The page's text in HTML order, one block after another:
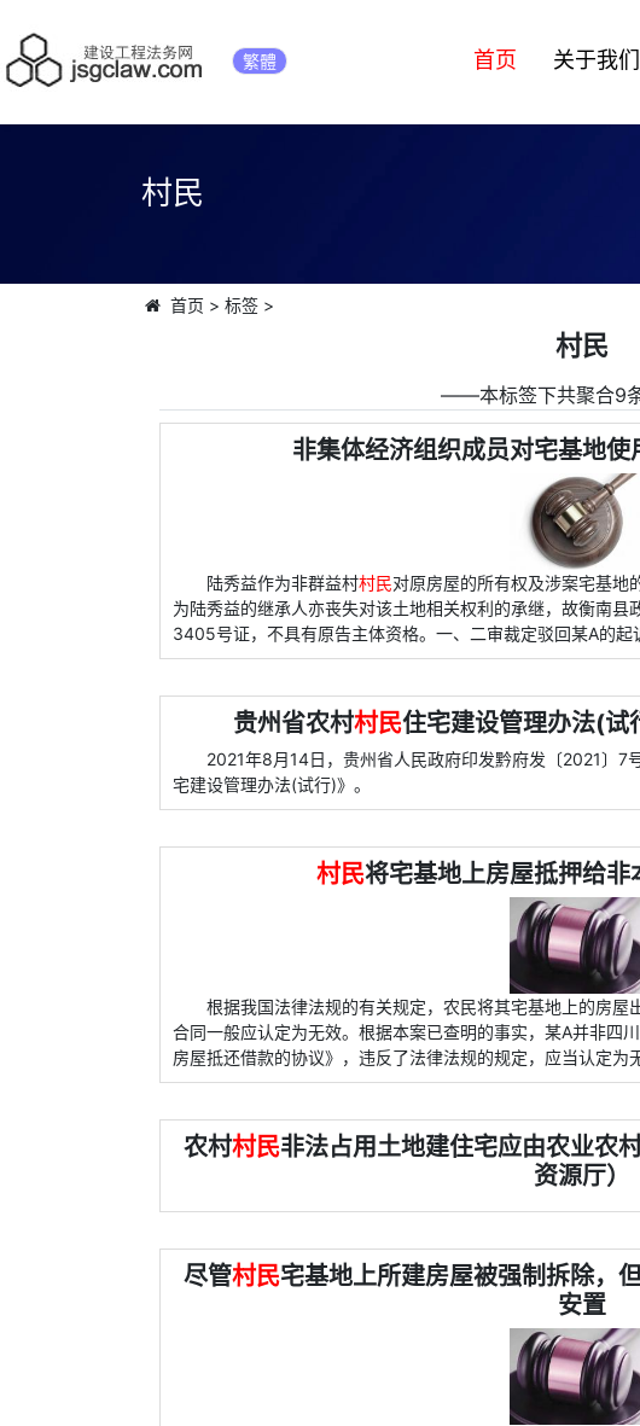
繁體 首页 关于我们
村民
首页 > 标签>
村民
――本标签下共聚合9
非集体经济组织成员对宅基地
陆秀益作为非群益村村民对原房屋的所有权及涉案宅基地
为陆秀益的继承人亦丧失对该土地相关权利的承继，故衡南
3405号证，不具有原告主体资格。一、二审裁定驳回某A的起
贵州省农村村民住宅建设管理办法(试
2021年8月14日，贵州省人民政府印发黔府发〔2021〕7
宅建设管理办法(试行)》。
村民将宅基地上房屋抵押给非
根据我国法律法规的有关规定，农民将其宅基地上的房
合同一般应认定为无效。根据本案已查明的事实，某A并非四
房屋抵还借款的协议》，违反了法律法规的规定，应当认定为
农村村民非法占用土地建住宅应由农业农
资源厅）
尽管村民宅基地上所建房屋被强制拆除，
安置